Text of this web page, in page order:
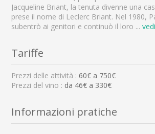
Jacqueline Briant, la tenuta divenne una
prese il nome di Leclerc Briant. Nel 1980,
subentrò ai genitori e continuò il loro ...
Tariffe
Prezzi delle attività : 60€ a 750€
Prezzi del vino : da 46€ a 330€
Informazioni pratiche